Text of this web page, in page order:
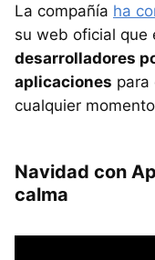
La compañía ha
su web oficial que
desarrolladores
aplicaciones para
cualquier
Navidad con
calma